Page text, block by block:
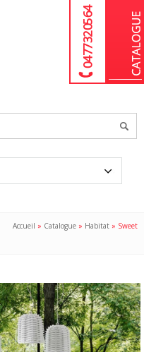
04 77 32 05 64
Accueil » Catalogue » Habitat » Sweet